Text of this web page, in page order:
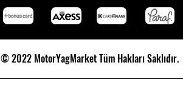
© 2022 MotorYagMarket Tüm Hakları Saklıdır.